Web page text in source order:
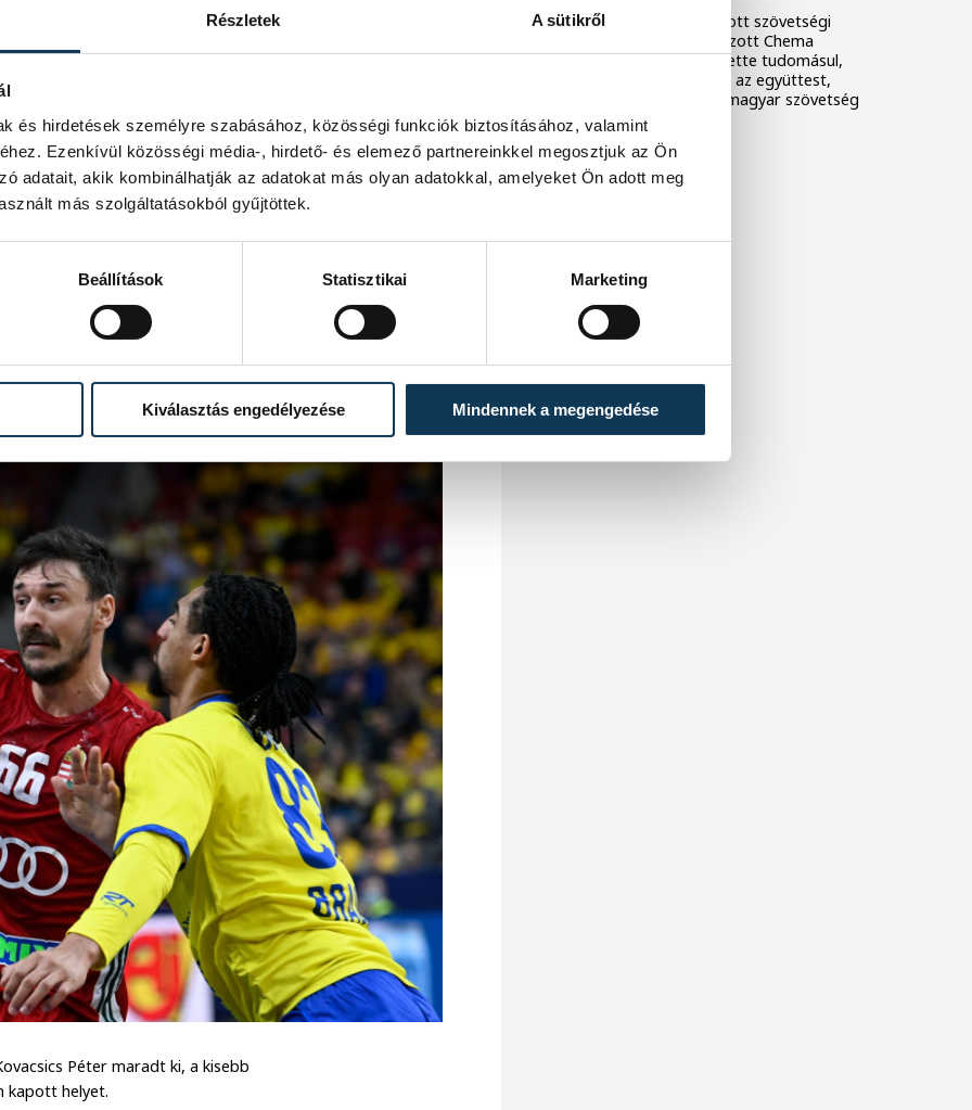
Részletek A sütikről
és hirdetések személyre szabásához, közösségi funkciók biztosításához, valamint
Ezenkívül közösségi média-, hirdető- és elemező partnereinkkel megosztjuk az Ön
adatait, akik kombinálhatják az adatokat más olyan adatokkal, amelyeket Ön adott meg
más szolgáltatásokból gyűjtöttek.
Beállítások Statisztikai Marketing
Kiválasztás engedélyezése Mindennek a megengedése
Péter maradt ki, a kisebb
kapott helyet.
A férfi kézilabda-válogatott szövetségi
kapitányi posztjáról távozott Chema
Rodríguez csalódottan vette tudomásul,
hogy már nem ő irányítja az együttest,
ugyanakkor elfogadta a magyar szövetség
döntését.